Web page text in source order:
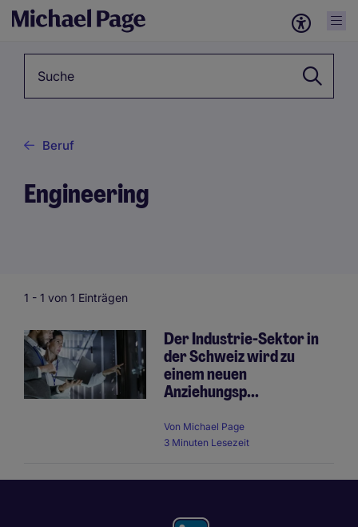
Beruf
Engineering
1 - 1 von 1 Einträgen
Der Industrie-Sektor in
der Schweiz wird zu
einem neuen
Anziehungsp...
Von Michael Page
3 Minuten Lesezeit